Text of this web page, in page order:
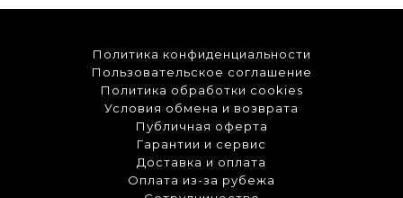
Политика конфиденциальности
Пользовательское соглашение
Политика обработки cookies
Условия обмена и возврата
Публичная оферта
Гарантии и сервис
Доставка и оплата
Оплата из-за рубежа